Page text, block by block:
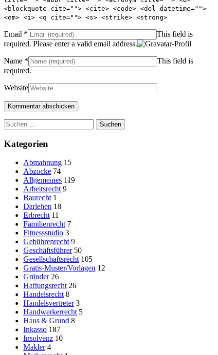
<blockquote cite=""> <cite> <code> <del datetime="">
<em> <i> <q cite=""> <s> <strike> <strong>
Email *
This field is
required. Please enter a valid email address.
Name *
This field is
required.
Website
Suchen
nach:
Kategorien
Abmahnung 15
Abzocke 74
Allgemeines 119
Arbeitsrecht 9
Baurecht 1
Darlehen 18
Erbrecht 11
Familienrecht 7
Fitnessstudio 3
Gebührenrecht 9
Geschäftsführer 50
Gesellschaftsrecht 105
Gratis-Muster/Vorlagen 12
Gründer 26
Haftungsrecht 26
Handelsrecht 8
Handelsvertreter 3
Handwerkerrecht 5
Haus & Grund 8
Inkasso 187
Insolvenz 10
Makler 4